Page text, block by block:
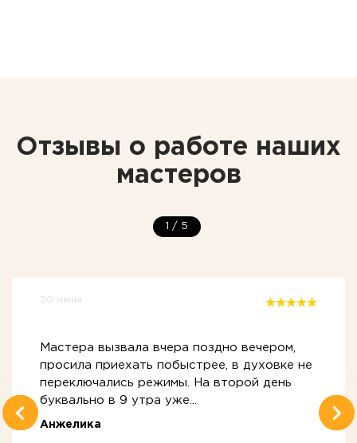
Отзывы о работе наших
мастеров
1 / 5
20 июня
Мастера вызвала вчера поздно вечером,
просила приехать побыстрее, в духовке не
переключались режимы. На второй день
буквально в 9 утра уже...
Анжелика